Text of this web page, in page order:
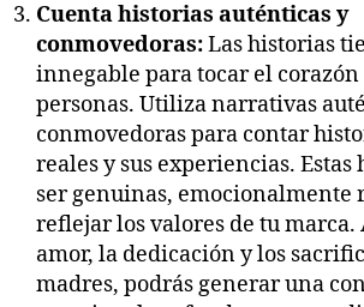
Cuenta historias auténticas y
conmovedoras:Las historias
innegable para tocar el corazón
personas. Utiliza narrativas
conmovedoras para contar
reales y sus experiencias.
ser genuinas, emocionalmente
reflejar los valores de tu
amor, la dedicación y los
madres, podrás generar una